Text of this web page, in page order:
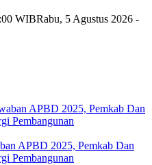
WIBRabu, 5 Agustus 2026 -
APBD 2025, Pemkab Dan
Pembangunan